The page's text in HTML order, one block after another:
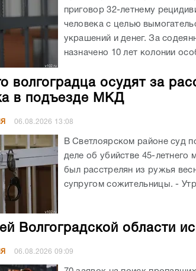
приговор 32-летнему
человека с целью
украшений и денег. За
назначено 10 лет колонии
волгоградца осудят за
в подъезде МКД
06.08.2026 13:08
В Светлоярском районе суд
деле об убийстве 45-
был расстрелян из ружья
супругом сожительницы. -
Волгоградской области
06.08.202609:09